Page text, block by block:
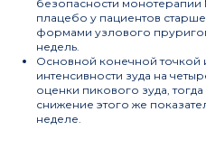
безопасности
плацебо у пациентов
формами узлового
недель.
Основной конечной точкой
интенсивности зуда на
оценки пикового зуда,
снижение этого же
неделе.